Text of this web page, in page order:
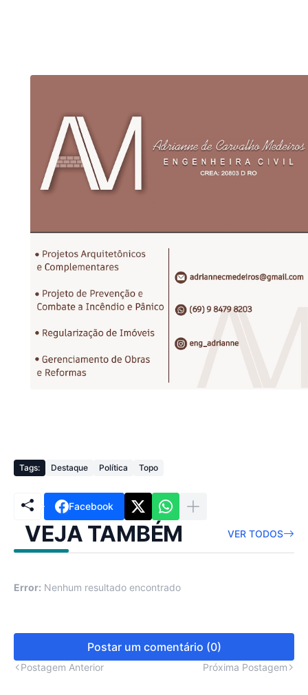
Tags: Destaque Política Topo
Facebook
VEJA TAMBÉM VER TODOS
Error: Nenhum resultado encontrado
Postar um comentário (0)
Postagem Anterior Próxima Postagem